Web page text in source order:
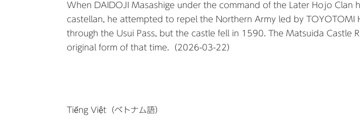
When DAIDOJI Masashige under the command of the Later Hojo Clan
castellan, he attempted to repel the Northern Army led by TOYOTOMI
through the Usui Pass, but the castle fell in 1590. The Matsuida Castle
original form of that time.（2026-03-22）
Tiếng Việt（ベトナム語）